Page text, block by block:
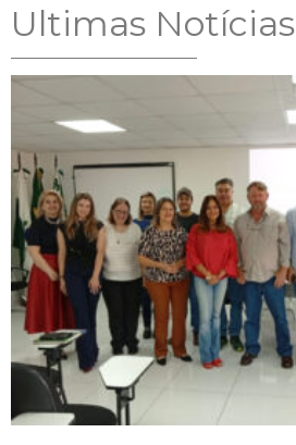
Ultimas Notícias